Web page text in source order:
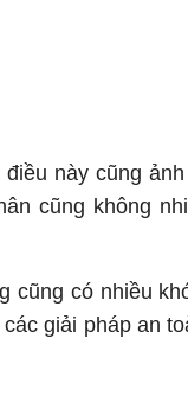
này cũng
cũng không
cũng có nhiều
giải pháp an